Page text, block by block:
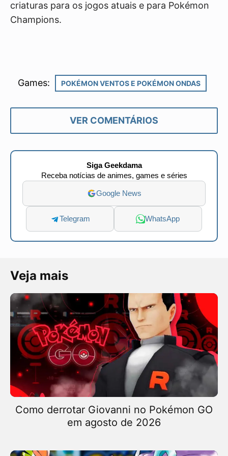
criaturas para os jogos atuais e para Pokémon
Champions.
Games: POKÉMON VENTOS E POKÉMON ONDAS
VER COMENTÁRIOS
Siga Geekdama
Receba notícias de animes, games e séries
Google News
Telegram WhatsApp
Veja mais
Como derrotar Giovanni no Pokémon GO
em agosto de 2026